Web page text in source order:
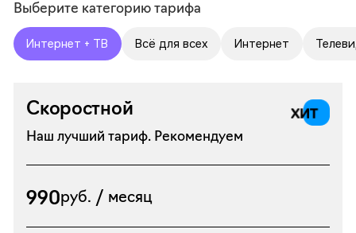
Выберите категорию тарифа
Интернет + ТВ Всё для всех Интернет
Скоростной
Наш лучший тариф. Рекомендуем
990руб. / месяц